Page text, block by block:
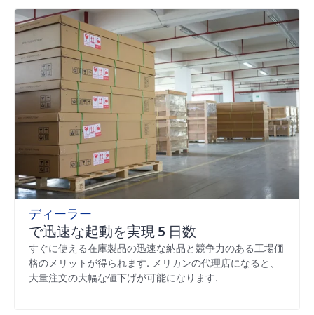
ディーラー
で迅速な起動を実現 5 日数
すぐに使える在庫製品の迅速な納品と競争力のある工場価
格のメリットが得られます. メリカンの代理店になると、
大量注文の大幅な値下げが可能になります.